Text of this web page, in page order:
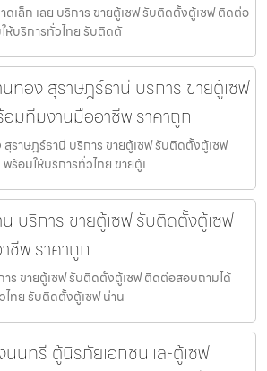
เล็ก เลย บริการ ขายตู้เซฟ รับติดตั้งตู้เซฟ ติดต่อ
ห้บริการทั่วไทย รับติดตั
ทอง สุราษฎร์ธานี บริการ ขายตู้เซฟ
มทีมงานมืออาชีพ ราคาถูก
สุราษฎร์ธานี บริการ ขายตู้เซฟ รับติดตั้งตู้เซฟ
อมให้บริการทั่วไทย ขายตู้เ
บริการ ขายตู้เซฟ รับติดตั้งตู้เซฟ
ชีพ ราคาถูก
ร ขายตู้เซฟ รับติดตั้งตู้เซฟ ติดต่อสอบถามได้
ทย รับติดตั้งตู้เซฟ น่าน
นทรี ตู้นิรภัยเอกชนและตู้เซฟ